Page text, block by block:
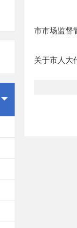
市市场监督
关于市人大